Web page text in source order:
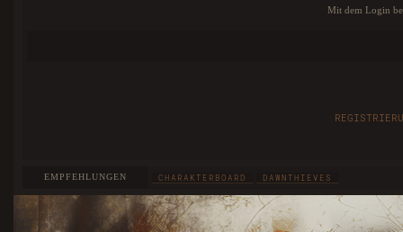
Mit dem Login
EMPFEHLUNGEN CHARAKTERBOARD DAWNTHIEVES